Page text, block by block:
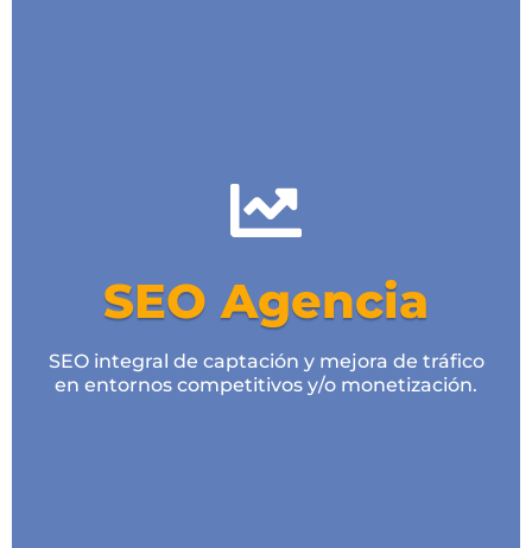
SEO Agencia
SEO integral de captación y mejora de tráfico
en entornos competitivos y/o monetización.
Estudio de sector
Enlaces/Reseñas/Menciones de calidad
Estrategia Social Media
Analítica y Test A/B